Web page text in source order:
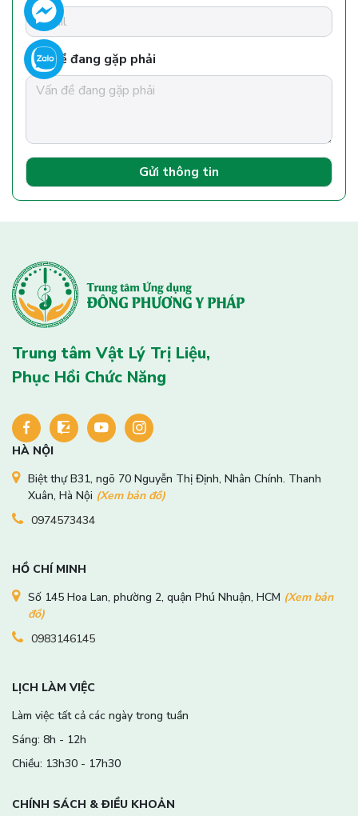
Vấn đề đang gặp phải
Gửi thông tin
Trung tâm Vật Lý Trị Liệu,
Phục Hồi Chức Năng
HÀ NỘI
Biệt thự B31, ngõ 70 Nguyễn Thị Định, Nhân Chính. Thanh
Xuân, Hà Nội (Xem bản đồ)
0974573434
HỒ CHÍ MINH
Số 145 Hoa Lan, phường 2, quận Phú Nhuận, HCM (Xem bản
đồ)
0983146145
LỊCH LÀM VIỆC
Làm việc tất cả các ngày trong tuần
Sáng: 8h - 12h
Chiều: 13h30 - 17h30
CHÍNH SÁCH & ĐIỀU KHOẢN